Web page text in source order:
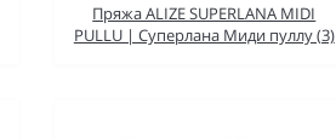
Пряжа ALIZE SUPERLANA MIDI
PULLU | Суперлана Миди пуллу (3)